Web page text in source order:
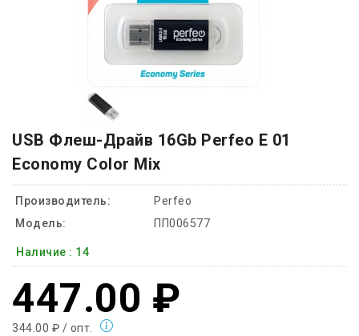
USB Флеш-Драйв 16Gb Perfeo E 01
Economy Color Mix
Производитель:
Perfeo
Модель:
ПП006577
Наличие : 14
447.00 ₽
344.00 ₽ / опт.